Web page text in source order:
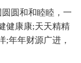
圆和和睦睦，一
健康康;天天精精
;年年财源广进，